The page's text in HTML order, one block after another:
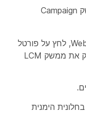
צור מדריך שיחה באמצעות ממשק Campaign
פורטל
ניהול קמפיינים כדי להשיק את ממשק LCM
הימנית